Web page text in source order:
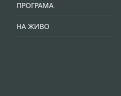
ПРОГРАМА
НА ЖИВО